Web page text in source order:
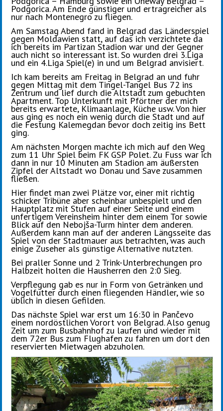
Podgorica. Am Ende günstiger und ertragreicher als
nur nach Montenegro zu fliegen.
Am Samstag Abend fand in Belgrad das Länderspiel
gegen Moldawien statt, auf das ich verzichtete da
ich bereits im Partizan Stadion war und der Gegner
auch nicht so interessant ist. So wurden drei 3.Liga
und ein 4.Liga Spiel(e) in und um Belgrad anvisiert.
Ich kam bereits am Freitag in Belgrad an und fuhr
gegen Mittag mit dem Tingel-Tangel Bus 72 ins
Zentrum und lief durch die Altstadt zum gebuchten
Apartment. Top Unterkunft mit Pförtner der mich
bereits erwartete, Klimaanlage, Küche usw. Von hier
aus ging es noch ein wenig durch die Stadt und auf
die Festung Kalemegdan bevor doch zeitig ins Bett
ging.
Am nächsten Morgen machte ich mich auf den Weg
zum 11 Uhr Spiel beim FK GSP Polet. Zu Fuss war ich
dann in nur 10 Minuten am Stadion am äußersten
Zipfel der Altstadt wo Donau und Save zusammen
fließen.
Hier findet man zwei Plätze vor, einer mit richtig
schicker Tribüne aber scheinbar unbespielt und den
Hauptplatz mit Stufen auf einer Seite und einem
unfertigem Vereinsheim hinter dem einem Tor sowie
Blick auf den Nebojša-Turm hinter dem anderen.
Außerdem kann man auf der anderen Längsseite das
Spiel von der Stadtmauer aus betrachten, was auch
einige Zuseher als günstige Alternative nutzten.
Bei praller Sonne und 2 Trink-Unterbrechungen pro
Halbzeit holten die Hausherren den 2:0 Sieg.
Verpflegung gab es nur in Form von Getränken und
Vogelfutter durch einen fliegenden Händler, wie so
üblich in diesen Gefilden.
Das nächste Spiel war erst um 16:30 in Pančevo
einem nordöstlichen Vorort von Belgrad. Also genug
Zeit um zum Busbahnhof zu laufen und wieder mit
dem 72er Bus zum Flughafen zu fahren um dort den
reservierten Mietwagen abzuholen.